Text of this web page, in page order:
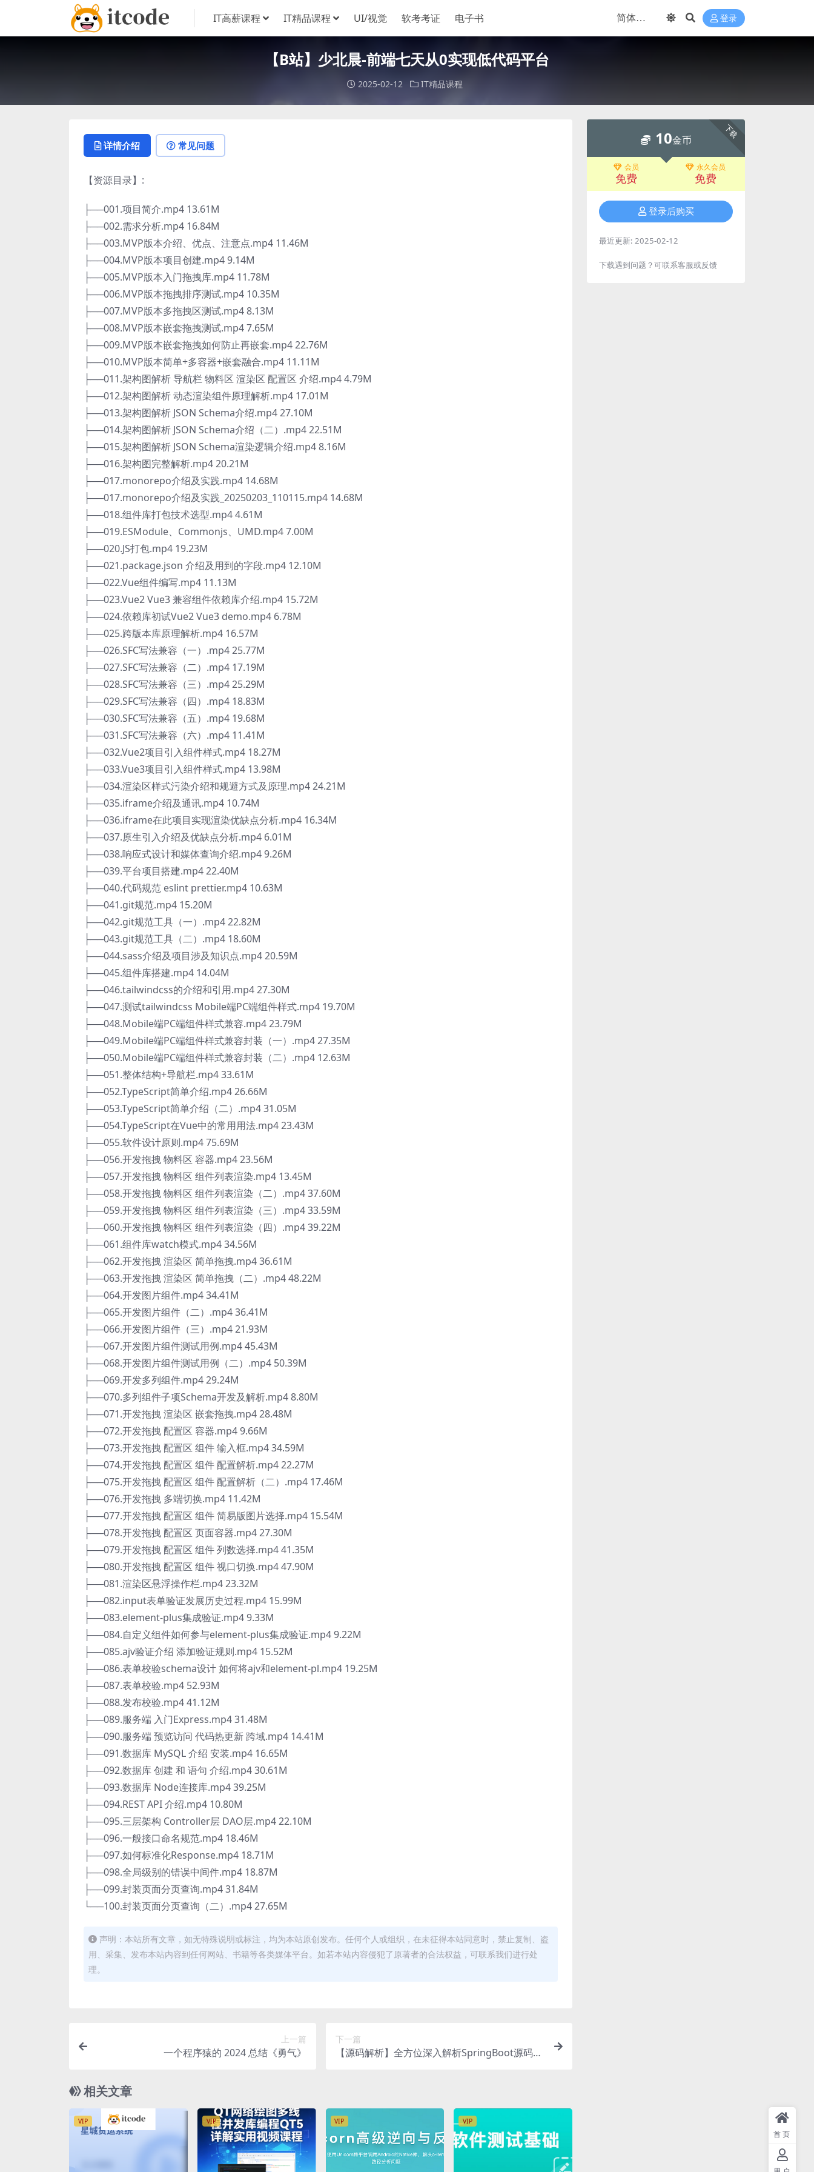
IT高薪课程 IT精品课程 UI/视觉 软考考证 电子书 登录
【B站】少北晨-前端七天从0实现低代码平台
2025-02-12 IT精品课程
详情介绍 常见问题
【资源目录】:
├──001.项目简介.mp4 13.61M
├──002.需求分析.mp4 16.84M
├──003.MVP版本介绍、优点、注意点.mp4 11.46M
├──004.MVP版本项目创建.mp4 9.14M
├──005.MVP版本入门拖拽库.mp4 11.78M
├──006.MVP版本拖拽排序测试.mp4 10.35M
├──007.MVP版本多拖拽区测试.mp4 8.13M
├──008.MVP版本嵌套拖拽测试.mp4 7.65M
├──009.MVP版本嵌套拖拽如何防止再嵌套.mp4 22.76M
├──010.MVP版本简单+多容器+嵌套融合.mp4 11.11M
├──011.架构图解析 导航栏 物料区 渲染区 配置区 介绍.mp4 4.79M
├──012.架构图解析 动态渲染组件原理解析.mp4 17.01M
├──013.架构图解析 JSON Schema介绍.mp4 27.10M
├──014.架构图解析 JSON Schema介绍（二）.mp4 22.51M
├──015.架构图解析 JSON Schema渲染逻辑介绍.mp4 8.16M
├──016.架构图完整解析.mp4 20.21M
├──017.monorepo介绍及实践.mp4 14.68M
├──017.monorepo介绍及实践_20250203_110115.mp4 14.68M
├──018.组件库打包技术选型.mp4 4.61M
├──019.ESModule、Commonjs、UMD.mp4 7.00M
├──020.JS打包.mp4 19.23M
├──021.package.json 介绍及用到的字段.mp4 12.10M
├──022.Vue组件编写.mp4 11.13M
├──023.Vue2 Vue3 兼容组件依赖库介绍.mp4 15.72M
├──024.依赖库初试Vue2 Vue3 demo.mp4 6.78M
├──025.跨版本库原理解析.mp4 16.57M
├──026.SFC写法兼容（一）.mp4 25.77M
├──027.SFC写法兼容（二）.mp4 17.19M
├──028.SFC写法兼容（三）.mp4 25.29M
├──029.SFC写法兼容（四）.mp4 18.83M
├──030.SFC写法兼容（五）.mp4 19.68M
├──031.SFC写法兼容（六）.mp4 11.41M
├──032.Vue2项目引入组件样式.mp4 18.27M
├──033.Vue3项目引入组件样式.mp4 13.98M
├──034.渲染区样式污染介绍和规避方式及原理.mp4 24.21M
├──035.iframe介绍及通讯.mp4 10.74M
├──036.iframe在此项目实现渲染优缺点分析.mp4 16.34M
├──037.原生引入介绍及优缺点分析.mp4 6.01M
├──038.响应式设计和媒体查询介绍.mp4 9.26M
├──039.平台项目搭建.mp4 22.40M
├──040.代码规范 eslint prettier.mp4 10.63M
├──041.git规范.mp4 15.20M
├──042.git规范工具（一）.mp4 22.82M
├──043.git规范工具（二）.mp4 18.60M
├──044.sass介绍及项目涉及知识点.mp4 20.59M
├──045.组件库搭建.mp4 14.04M
├──046.tailwindcss的介绍和引用.mp4 27.30M
├──047.测试tailwindcss Mobile端PC端组件样式.mp4 19.70M
├──048.Mobile端PC端组件样式兼容.mp4 23.79M
├──049.Mobile端PC端组件样式兼容封装（一）.mp4 27.35M
├──050.Mobile端PC端组件样式兼容封装（二）.mp4 12.63M
├──051.整体结构+导航栏.mp4 33.61M
├──052.TypeScript简单介绍.mp4 26.66M
├──053.TypeScript简单介绍（二）.mp4 31.05M
├──054.TypeScript在Vue中的常用用法.mp4 23.43M
├──055.软件设计原则.mp4 75.69M
├──056.开发拖拽 物料区 容器.mp4 23.56M
├──057.开发拖拽 物料区 组件列表渲染.mp4 13.45M
├──058.开发拖拽 物料区 组件列表渲染（二）.mp4 37.60M
├──059.开发拖拽 物料区 组件列表渲染（三）.mp4 33.59M
├──060.开发拖拽 物料区 组件列表渲染（四）.mp4 39.22M
├──061.组件库watch模式.mp4 34.56M
├──062.开发拖拽 渲染区 简单拖拽.mp4 36.61M
├──063.开发拖拽 渲染区 简单拖拽（二）.mp4 48.22M
├──064.开发图片组件.mp4 34.41M
├──065.开发图片组件（二）.mp4 36.41M
├──066.开发图片组件（三）.mp4 21.93M
├──067.开发图片组件测试用例.mp4 45.43M
├──068.开发图片组件测试用例（二）.mp4 50.39M
├──069.开发多列组件.mp4 29.24M
├──070.多列组件子项Schema开发及解析.mp4 8.80M
├──071.开发拖拽 渲染区 嵌套拖拽.mp4 28.48M
├──072.开发拖拽 配置区 容器.mp4 9.66M
├──073.开发拖拽 配置区 组件 输入框.mp4 34.59M
├──074.开发拖拽 配置区 组件 配置解析.mp4 22.27M
├──075.开发拖拽 配置区 组件 配置解析（二）.mp4 17.46M
├──076.开发拖拽 多端切换.mp4 11.42M
├──077.开发拖拽 配置区 组件 简易版图片选择.mp4 15.54M
├──078.开发拖拽 配置区 页面容器.mp4 27.30M
├──079.开发拖拽 配置区 组件 列数选择.mp4 41.35M
├──080.开发拖拽 配置区 组件 视口切换.mp4 47.90M
├──081.渲染区悬浮操作栏.mp4 23.32M
├──082.input表单验证发展历史过程.mp4 15.99M
├──083.element-plus集成验证.mp4 9.33M
├──084.自定义组件如何参与element-plus集成验证.mp4 9.22M
├──085.ajv验证介绍 添加验证规则.mp4 15.52M
├──086.表单校验schema设计 如何将ajv和element-pl.mp4 19.25M
├──087.表单校验.mp4 52.93M
├──088.发布校验.mp4 41.12M
├──089.服务端 入门Express.mp4 31.48M
├──090.服务端 预览访问 代码热更新 跨域.mp4 14.41M
├──091.数据库 MySQL 介绍 安装.mp4 16.65M
├──092.数据库 创建 和 语句 介绍.mp4 30.61M
├──093.数据库 Node连接库.mp4 39.25M
├──094.REST API 介绍.mp4 10.80M
├──095.三层架构 Controller层 DAO层.mp4 22.10M
├──096.一般接口命名规范.mp4 18.46M
├──097.如何标准化Response.mp4 18.71M
├──098.全局级别的错误中间件.mp4 18.87M
├──099.封装页面分页查询.mp4 31.84M
└──100.封装页面分页查询（二）.mp4 27.65M
声明：本站所有文章，如无特殊说明或标注，均为本站原创发布。任何个人或组织，在未征得本站同意时，禁止复制、盗
用、采集、发布本站内容到任何网站、书籍等各类媒体平台。如若本站内容侵犯了原著者的合法权益，可联系我们进行处
理。
上一篇
一个程序猿的 2024 总结《勇气》
下一篇
【源码解析】全方位深入解析SpringBoot源码，
相关文章
VIP VIP VIP VIP
下载
10金币
会员
免费
永久会员
免费
登录后购买
最近更新: 2025-02-12
下载遇到问题？可联系客服或反馈
首页